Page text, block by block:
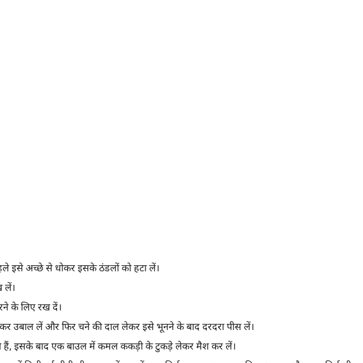
इसे अच्छे से धोकर इसके ठंडलों को हटा लें।
लें।
के लिए रख दें।
उबाल लें और फिर चने की दाल लेकर इसे भूनने के बाद दरदरा पीस लें।
इसके बाद एक बाउल में कमल ककड़ी के टुकड़े लेकर मैश कर लें।